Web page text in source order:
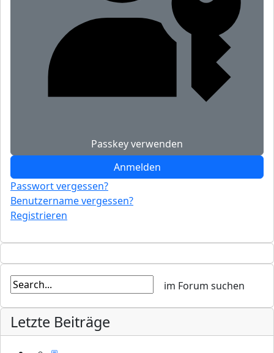
Passkey verwenden
Anmelden
Passwort vergessen?
Benutzername vergessen?
Registrieren
Letzte Beiträge